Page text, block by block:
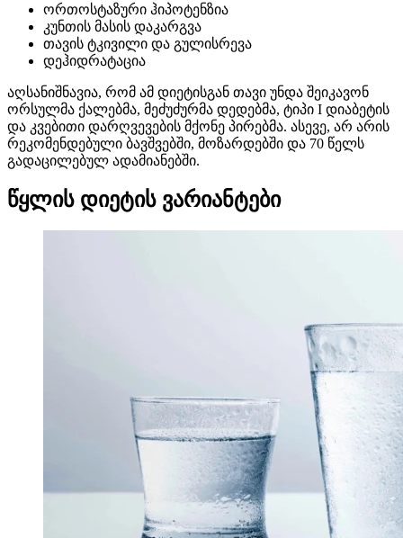
ორთოსტაზური ჰიპოტენზია
კუნთის მასის დაკარგვა
თავის ტკივილი და გულისრევა
დეჰიდრატაცია
აღსანიშნავია, რომ ამ დიეტისგან თავი უნდა შეიკავონ
ორსულმა ქალებმა, მეძუძურმა დედებმა, ტიპი I დიაბეტის
და კვებითი დარღვევების მქონე პირებმა. ასევე, არ არის
რეკომენდებული ბავშვებში, მოზარდებში და 70 წელს
გადაცილებულ ადამიანებში.
წყლის დიეტის ვარიანტები